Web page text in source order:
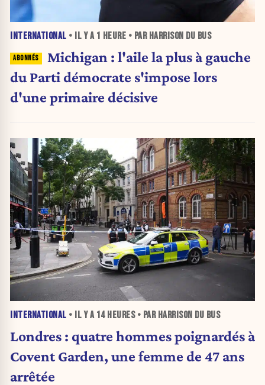
INTERNATIONAL • IL Y A 1 HEURE • PAR HARRISON DU BUS
Michigan : l'aile la plus à gauche
du Parti démocrate s'impose lors
d'une primaire décisive
INTERNATIONAL • IL Y A 14 HEURES• PAR HARRISON DU BUS
Londres : quatre hommes poignardés à
Covent Garden, une femme de 47 ans
arrêtée